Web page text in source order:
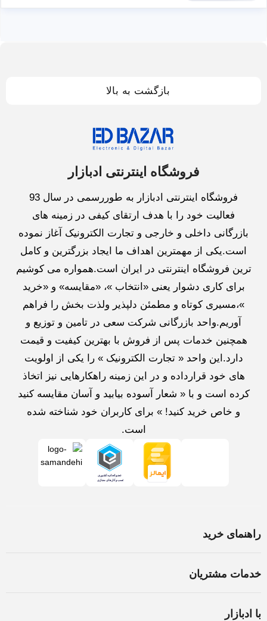
بازگشت به بالا
فروشگاه اینترنتی ادبازار
فروشگاه اینترنتی ادبازار به طوررسمی در سال 93
فعالیت خود را با هدف ارتقای کیفی در زمینه های
بازرگانی داخلی و خارجی و تجارت الکترونیک آغاز نموده
است.یکی از مهمترین اهداف ما ایجاد بزرگترین و کامل
ترین فروشگاه اینترنتی در ایران است.همواره می کوشیم
برای کاری دشوار یعنی «انتخاب »، «مقایسه» و «خرید
»،مسیری کوتاه و مطمئن دلپذیر ولذت بخش را فراهم
آوریم.واحد بازرگانی شرکت سعی در تامین و توزیع و
همچنین خدمات پس از فروش با بهترین کیفیت و قیمت
دارد.این واحد « تجارت الکترونیک » را یکی از اولویت
های خود قرارداده و در این زمینه راهکارهایی نیز اتخاذ
کرده است و با « شعار آسوده بیابید و آسان مقایسه کنید
و خاص خرید کنید! » برای کاربران خود شناخته شده
است.
راهنمای خرید
ثبت سفارش
خدمات مشتریان
با ادبازار